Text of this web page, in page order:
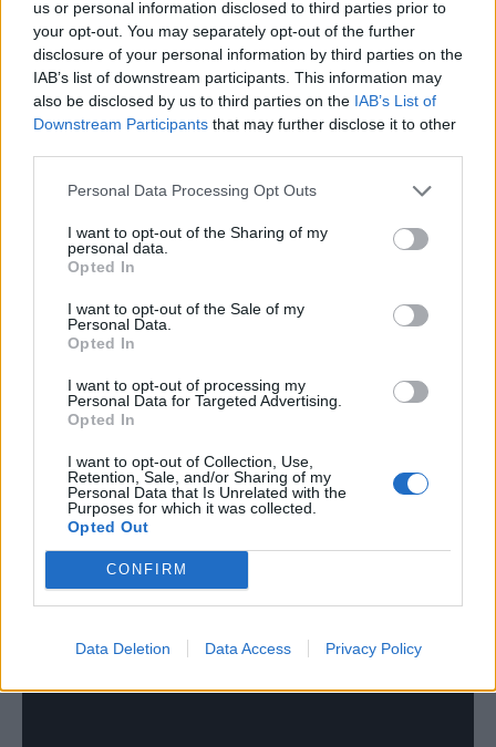
us or personal information disclosed to third parties prior to
your opt-out. You may separately opt-out of the further
disclosure of your personal information by third parties on the
IAB’s list of downstream participants. This information may
also be disclosed by us to third parties on the IAB’s List of
Downstream Participants that may further disclose it to other
Personal Data Processing Opt Outs
I want to opt-out of the Sharing of my
personal data.
Opted In
I want to opt-out of the Sale of my
Personal Data.
Opted In
I want to opt-out of processing my
Personal Data for Targeted Advertising.
Opted In
I want to opt-out of Collection, Use,
Retention, Sale, and/or Sharing of my
Personal Data that Is Unrelated with the
Purposes for which it was collected.
Opted Out
CONFIRM
Data Deletion Data Access Privacy Policy
De Ivoriaanse spits speelt met nummer 22 voor zijn nationale
elftal en bij FC Utrecht is dat 91.
Hier lees je waarom Haller
koos voor rugnummer 91.
Haller heeft een verbintenis tot medio 2026 bij FC Utrecht.
Bijzonder verhaal Sébastien
Haller
aanvaller. Het bleek om een kwaadaardige tumor te gaan wat
betekende dat hij chemotherapie moest ondergaan en werd
voetballen. In januari 2023 verscheen hij voor het eerst weer
op de trainingsvelden van Borussia Dortmund. En nadat hij
volledig hersteld was en weer mocht voetballen scoorde hij
een jaar later in 2024 het winnende doelpunt in de finale om
de Afrika Cup. Favoriet Nigeria werd met 1-2 verslagen.